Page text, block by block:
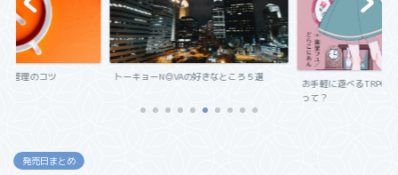
管理のコツ トーキョーN◎VAの好きなところ５選
お手軽に遊べるTRPG
って？
発売日まとめ